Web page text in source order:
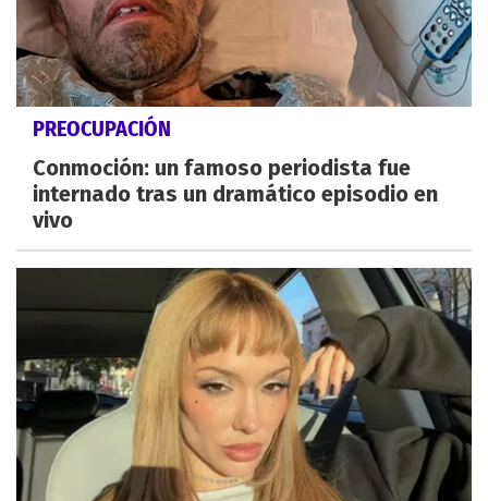
PREOCUPACIÓN
Conmoción: un famoso periodista fue
internado tras un dramático episodio en
vivo